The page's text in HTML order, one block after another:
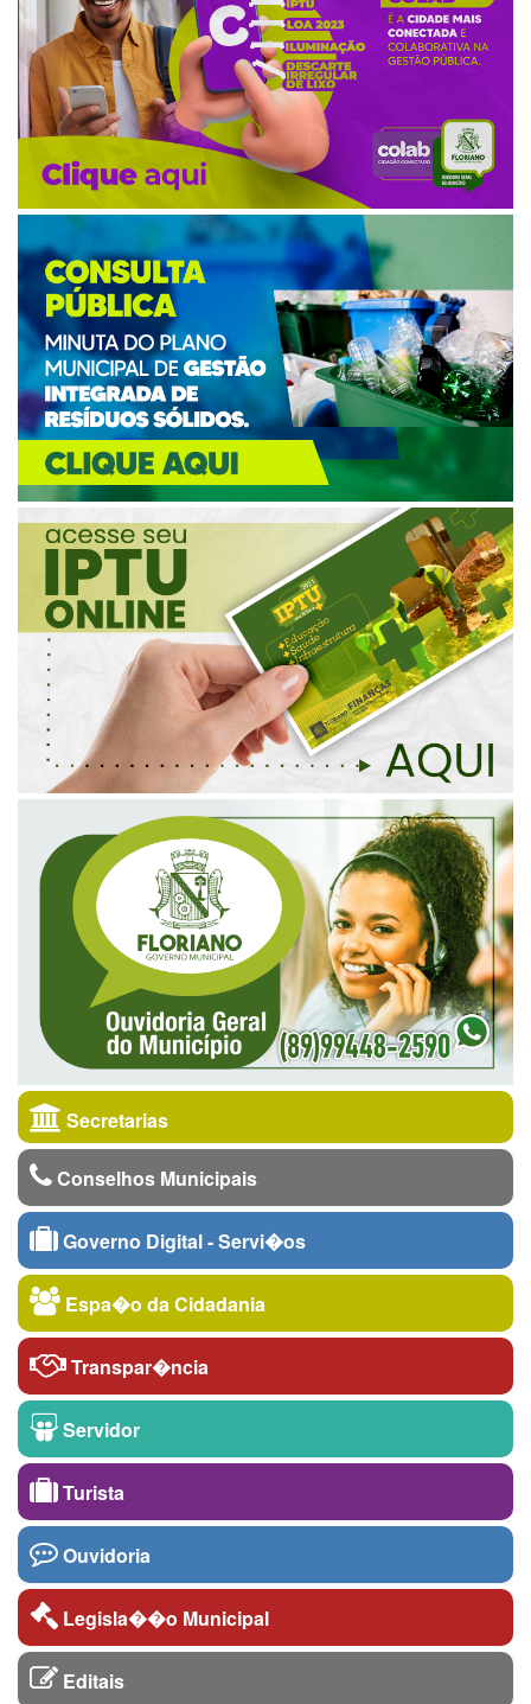
Secretarias
Conselhos Municipais
Governo Digital - Servi�os
Espa�o da Cidadania
Transpar�ncia
Servidor
Turista
Ouvidoria
Legisla��o Municipal
Editais